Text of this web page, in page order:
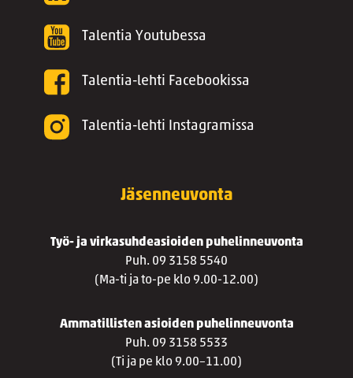
Talentia Youtubessa
Talentia-lehti Facebookissa
Talentia-lehti Instagramissa
Jäsenneuvonta
Työ- ja virkasuhdeasioiden puhelinneuvonta
Puh. 09 3158 5540
(Ma-ti ja to-pe klo 9.00-12.00)
Ammatillisten asioiden puhelinneuvonta
Puh. 09 3158 5533
(Ti ja pe klo 9.00–11.00)